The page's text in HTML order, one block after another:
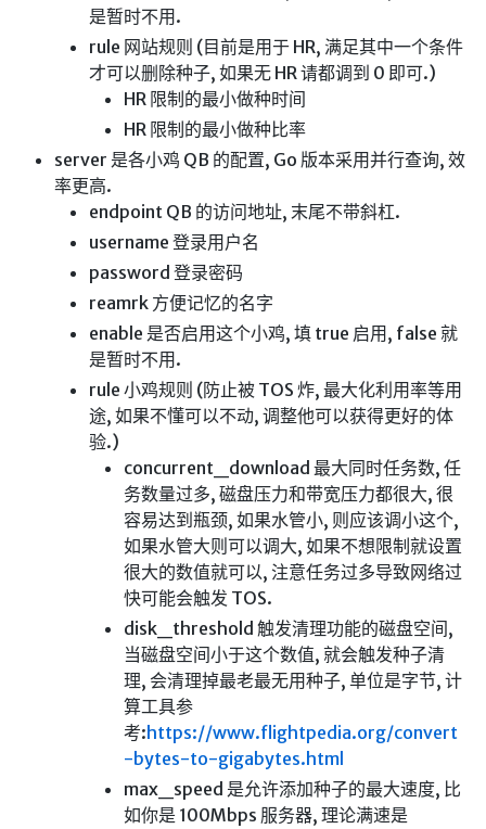
是暂时不用.
rule 网站规则 (目前是用于 HR, 满足其中一个条件
才可以删除种子, 如果无 HR 请都调到 0 即可.)
HR 限制的最小做种时间
HR 限制的最小做种比率
server 是各小鸡 QB 的配置, Go 版本采用并行查询, 效
率更高.
endpoint QB 的访问地址, 末尾不带斜杠.
username 登录用户名
password 登录密码
reamrk 方便记忆的名字
enable 是否启用这个小鸡, 填 true 启用, false 就
是暂时不用.
rule 小鸡规则 (防止被 TOS 炸, 最大化利用率等用
途, 如果不懂可以不动, 调整他可以获得更好的体
验.)
concurrent_download 最大同时任务数, 任
务数量过多, 磁盘压力和带宽压力都很大, 很
容易达到瓶颈, 如果水管小, 则应该调小这个,
如果水管大则可以调大, 如果不想限制就设置
很大的数值就可以, 注意任务过多导致网络过
快可能会触发 TOS.
disk_threshold 触发清理功能的磁盘空间,
当磁盘空间小于这个数值, 就会触发种子清
理, 会清理掉最老最无用种子, 单位是字节, 计
算工具参
考:https://www.flightpedia.org/convert
-bytes-to-gigabytes.html
max_speed 是允许添加种子的最大速度, 比
如你是 100Mbps 服务器, 理论满速是
视频教程
直播聚合
📺在线电视
盒子软件
软件接口
🎵音乐播放
器
随便听听
音乐下载
音乐下载2
音乐播放下载
音乐下载备用一
音乐下载备用二
音乐下载备用三
无损音乐下载
Beats Per Minute
📕学习
知乎付费文章
LaTeX公式编辑器